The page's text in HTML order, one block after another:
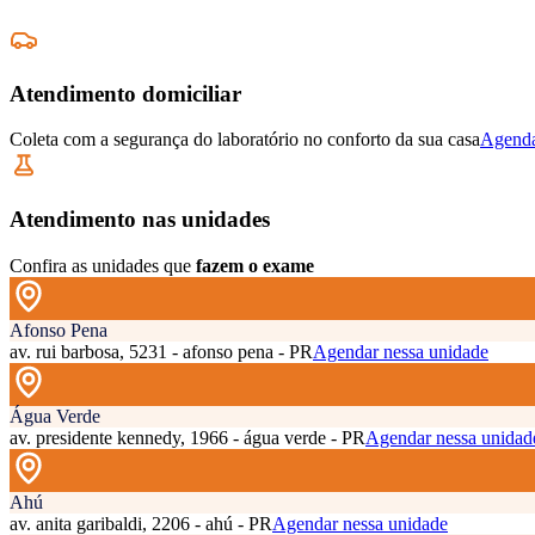
Atendimento domiciliar
Coleta com a segurança do laboratório no conforto da sua casa
Atendimento nas unidades
Confira as unidades que fazem o exame
Afonso Pena
av. rui barbosa, 5231 - afonso pena - PRAgendar nessa unidade
Água Verde
av. presidente kennedy, 1966 - água verde - PRAgendar nessa
Ahú
av. anita garibaldi, 2206 - ahú - PRAgendar nessa unidade